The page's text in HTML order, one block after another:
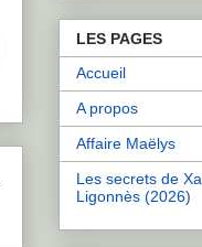
LES PAGES
Accueil
A propos
Affaire Maëlys
Les secrets de
Ligonnès (2026)